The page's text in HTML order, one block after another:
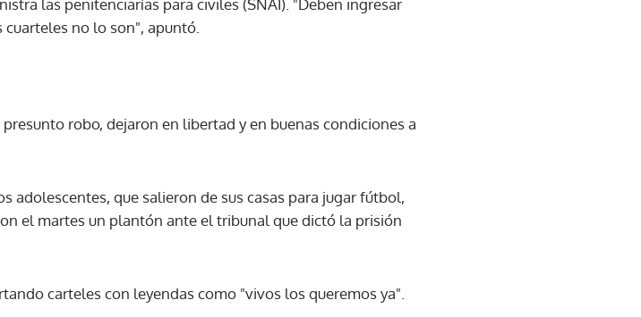
las penitenciarías para civiles (SNAI). "Deben ingresar
no lo son", apuntó.
robo, dejaron en libertad y en buenas condiciones a
adolescentes, que salieron de sus casas para jugar fútbol,
el martes un plantón ante el tribunal que dictó la prisión
carteles con leyendas como "vivos los queremos ya".